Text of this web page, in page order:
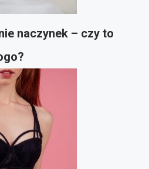
naczynek – czy to